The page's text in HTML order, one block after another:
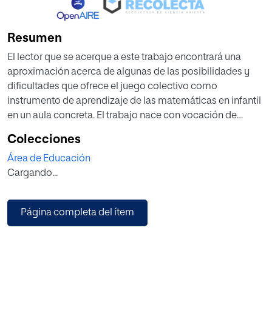
Resumen
El lector que se acerque a este trabajo encontrará una
aproximación acerca de algunas de las posibilidades y
dificultades que ofrece el juego colectivo como
instrumento de aprendizaje de las matemáticas en infantil
en un aula concreta. El trabajo nace con vocación de
sesiones de trabajo en el campo de las matemáticas,
desde una perspectiva constructivista, dotada de
significado para el universo del niño y centrada en el
respetos a la comunidad científica y educativa, a
enriquecer la perspectiva colectiva en torno a los
Colecciones
Área de Educación
Cargando...
Página completa del ítem